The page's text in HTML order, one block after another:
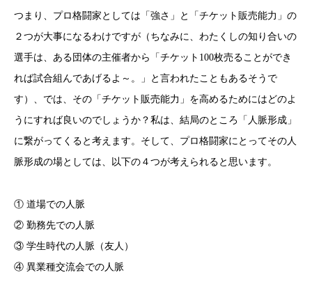
つまり、プロ格闘家としては「強さ」と「チケット販売能力」の
２つが大事になるわけですが（ちなみに、わたくしの知り合いの
選手は、ある団体の主催者から「チケット100枚売ることができ
れば試合組んであげるよ～。」と言われたこともあるそうで
す）、では、その「チケット販売能力」を高めるためにはどのよ
うにすれば良いのでしょうか？私は、結局のところ「人脈形成」
に繋がってくると考えます。そして、プロ格闘家にとってその人
脈形成の場としては、以下の４つが考えられると思います。
① 道場での人脈
② 勤務先での人脈
③ 学生時代の人脈（友人）
④ 異業種交流会での人脈